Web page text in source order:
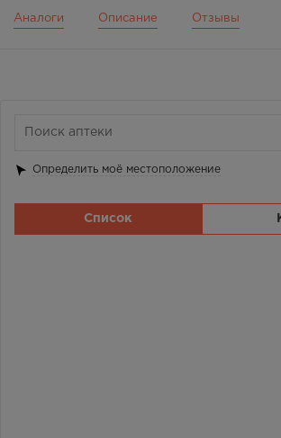
Аналоги Описание Отзывы
Определить моё местоположение
Список